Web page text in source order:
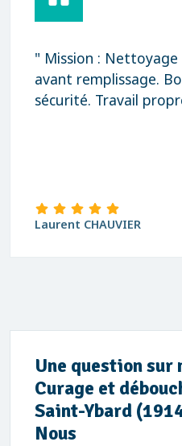
" Rapidité, qualité et
Merci "
david Blanchard
Une question
Curage et
Saint-Ybard
Nous